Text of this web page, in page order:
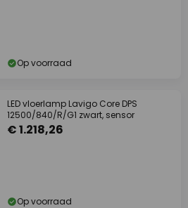
Op voorraad
LED vloerlamp Lavigo Core DPS
12500/840/R/G1 zwart, sensor
€ 1.218,26
Op voorraad